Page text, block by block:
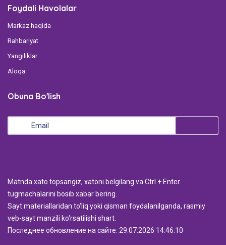
Foydali Havolalar
Markaz haqida
Rahbariyat
Yangiliklar
Aloqa
Obuna Bo'lish
Мatnda xato topsangiz, xatoni belgilang va Ctrl + Enter
tugmachalarini bosib xabar bering.
Sayt materiallaridan to‘liq yoki qisman foydalanilganda, rasmiy
veb-sayt manzili ko‘rsatilishi shart.
Последнее обновление на сайте: 29.07.2026 14:46:10